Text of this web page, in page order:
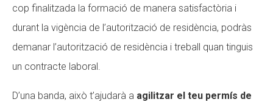
cop finalitzada la formació de manera satisfactòria i
durant la vigència de l’autorització de residència, podràs
demanar l’autorització de residència i treball quan tinguis
un contracte laboral.
D’una banda, això t’ajudarà a agilitzar el teu permís de
L'equip
Missió i valors
L'equip
Missió i valors